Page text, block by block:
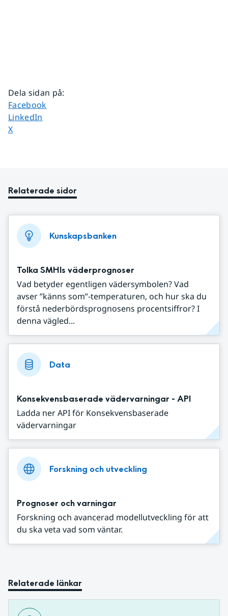
Dela sidan på:
Dela sidan på
Facebook
Dela sidan på
LinkedIn
Dela sidan på
X
Relaterade sidor
Kunskapsbanken
Tolka SMHIs väderprognoser
Vad betyder egentligen vädersymbolen? Vad
avser ”känns som”-temperaturen, och hur ska du
förstå nederbördsprognosens procentsiffror? I
denna vägled...
Data
Konsekvensbaserade vädervarningar - API
Ladda ner API för Konsekvensbaserade
vädervarningar
Forskning och utveckling
Prognoser och varningar
Forskning och avancerad modellutveckling för att
du ska veta vad som väntar.
Relaterade länkar